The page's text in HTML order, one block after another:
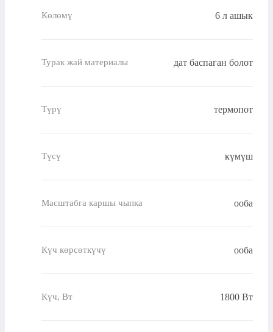
Көлөмү 6 л ашык
Турак жай материалы дат баспаган болот
Түрү термопот
Түсү күмүш
Масштабга каршы чыпка ооба
Күч көрсөткүчү ооба
Күч, Вт 1800 Вт